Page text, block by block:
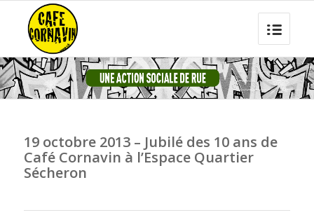
19 octobre 2013 – Jubilé des 10 ans de
Café Cornavin à l’Espace Quartier
Sécheron